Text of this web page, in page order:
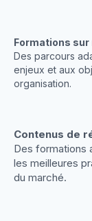
Formations sur
Des parcours
enjeux et aux
organisation.
Contenus de
Des formations
les meilleures
du marché.